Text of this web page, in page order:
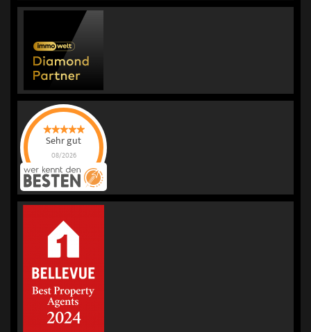
Sehr gut
08/2026
KORREKT
IMMOBILIEN |
für Bewertung &
5Sternen |
236
KORREKT
IMMOBILIEN |
für Bewertung &
auf
werkenntdenBESTEN.de